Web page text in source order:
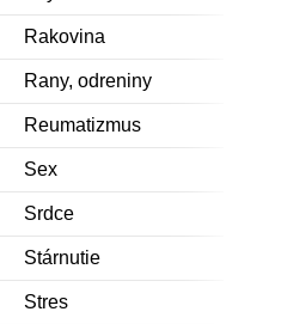
Rakovina
Rany, odreniny
Reumatizmus
Sex
Srdce
Stárnutie
Stres